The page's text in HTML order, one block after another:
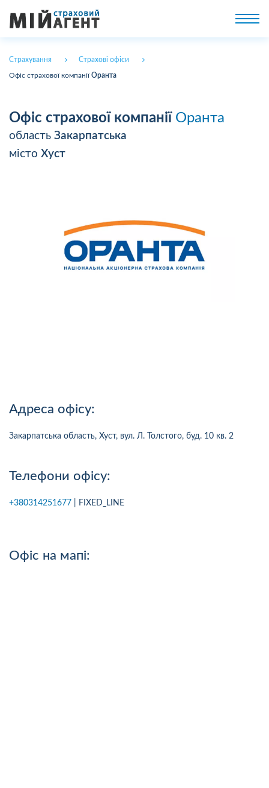
Страхування Страхові офіси
Офіс страхової компанії Оранта
Офіс страхової компанії Оранта
область Закарпатська
місто Хуст
Адреса офісу:
Закарпатська область, Хуст, вул. Л. Толстого, буд. 10 кв. 2
Телефони офісу:
+380314251677 | FIXED_LINE
Офіс на мапі: